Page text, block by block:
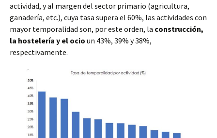
actividad, y al margen del sector primario (agricultura,
ganadería, etc.), cuya tasa supera el 60%, las actividades con
mayor temporalidad son, por este orden, la construcción,
la hostelería y el ocio un 43%, 39% y 38%,
respectivamente.